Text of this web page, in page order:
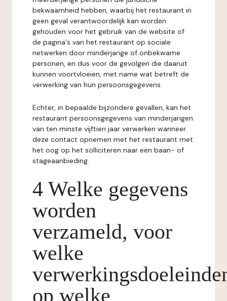
bekwaamheid hebben, waarbij het restaurant in
geen geval verantwoordelijk kan worden
gehouden voor het gebruik van de website of
de pagina's van het restaurant op sociale
netwerken door minderjarige of onbekwame
personen, en dus voor de gevolgen die daaruit
kunnen voortvloeien, met name wat betreft de
verwerking van hun persoonsgegevens.
Echter, in bepaalde bijzondere gevallen, kan het
restaurant persoonsgegevens van minderjarigen
van ten minste vijftien jaar verwerken wanneer
deze contact opnemen met het restaurant met
het oog op het solliciteren naar een baan- of
stageaanbieding.
4 Welke gegevens
worden
verzameld, voor
welke
op welke